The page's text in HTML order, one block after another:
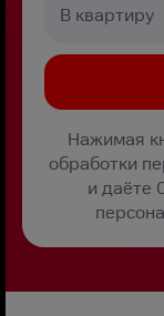
Нажимая
обработки
и даёте